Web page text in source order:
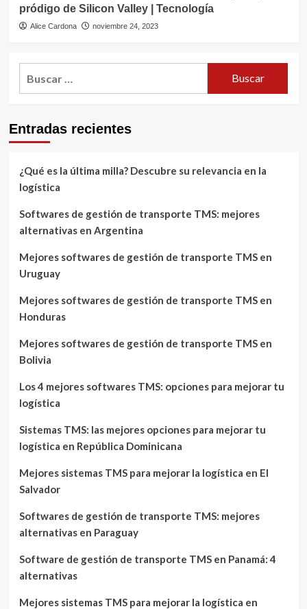
pródigo de Silicon Valley | Tecnología
Alice Cardona noviembre 24, 2023
Entradas recientes
¿Qué es la última milla? Descubre su relevancia en la
logística
Softwares de gestión de transporte TMS: mejores
alternativas en Argentina
Mejores softwares de gestión de transporte TMS en
Uruguay
Mejores softwares de gestión de transporte TMS en
Honduras
Mejores softwares de gestión de transporte TMS en
Bolivia
Los 4 mejores softwares TMS: opciones para mejorar tu
logística
Sistemas TMS: las mejores opciones para mejorar tu
logística en República Dominicana
Mejores sistemas TMS para mejorar la logística en El
Salvador
Softwares de gestión de transporte TMS: mejores
alternativas en Paraguay
Software de gestión de transporte TMS en Panamá: 4
alternativas
Mejores sistemas TMS para mejorar la logística en